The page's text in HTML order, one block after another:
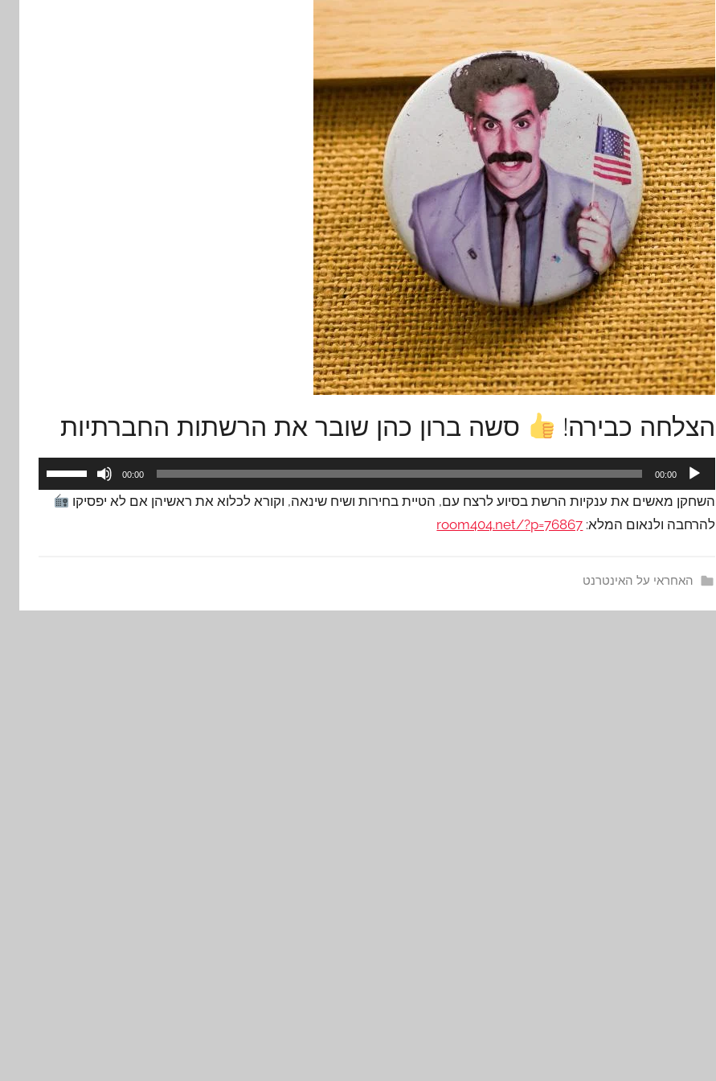
הצלחה כבירה! סשה ברון כהן שובר את הרשתות החברתיות
אודיו
00:00
00:00
השתמש
במקש
להנמיך
השחקן מאשים את ענקיות הרשת בסיוע לרצח עם, הטיית בחירות ושיח שינאה, וקורא לכלוא את ראשיהן אם לא יפסיקו
להרחבה ולנאום המלא: room404.net/?p=76867
האחראי על האינטרנט